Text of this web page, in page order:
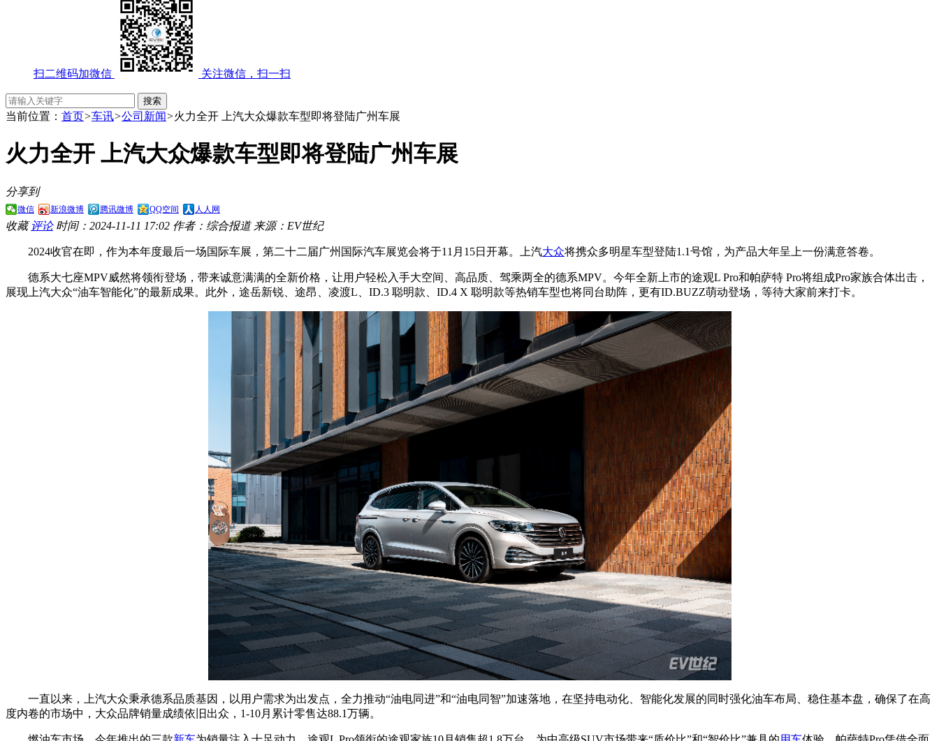
扫二维码加微信 关注微信，扫一扫
当前位置： 首页>车讯>公司新闻>火力全开 上汽大众爆款车型即将登陆广州车展
火力全开 上汽大众爆款车型即将登陆广州车展
分享到
微信 新浪微博 腾讯微博 QQ空间 人人网
收藏 评论 时间：2024-11-11 17:02 作者：综合报道 来源：EV世纪
2024收官在即，作为本年度最后一场国际车展，第二十二届广州国际汽车展览会将于11月15日开幕。上汽大众将携众多明星车型登陆1.1号馆，为产品大年呈上一份满意答卷。
德系大七座MPV威然将领衔登场，带来诚意满满的全新价格，让用户轻松入手大空间、高品质、驾乘两全的德系MPV。今年全新上市的途观L Pro和帕萨特 Pro将组成Pro家族合体出击，
展现上汽大众“油车智能化”的最新成果。此外，途岳新锐、途昂、凌渡L、ID.3 聪明款、ID.4 X 聪明款等热销车型也将同台助阵，更有ID.BUZZ萌动登场，等待大家前来打卡。
一直以来，上汽大众秉承德系品质基因，以用户需求为出发点，全力推动“油电同进”和“油电同智”加速落地，在坚持电动化、智能化发展的同时强化油车布局、稳住基本盘，确保了在高
度内卷的市场中，大众品牌销量成绩依旧出众，1-10月累计零售达88.1万辆。